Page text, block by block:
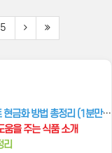
5
방법 총정리 (1분만에 조회)
움을 주는 식품 소개
리